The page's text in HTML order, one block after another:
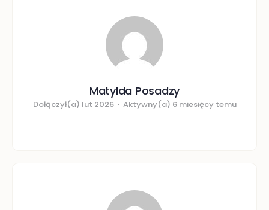
Matylda Posadzy
Dołączył(a) lut 2026 • Aktywny(a) 6 miesięcy temu